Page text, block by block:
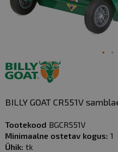
Skip
to
beginning
the
images
gallery
BILLY GOAT CR551V
Tootekood BGCR551V
Minimaalne ostetav kogus: 1
Ühik: tk